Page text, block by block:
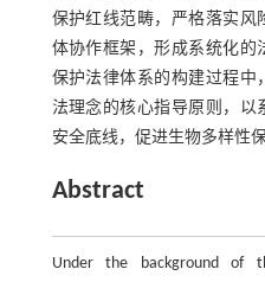
保护红线范畴，严格落实风
体协作框架，形成系统化的
保护法律体系的构建过程中
法理念的核心指导原则，以
安全底线，促进生物多样性
Abstract
Under the background of